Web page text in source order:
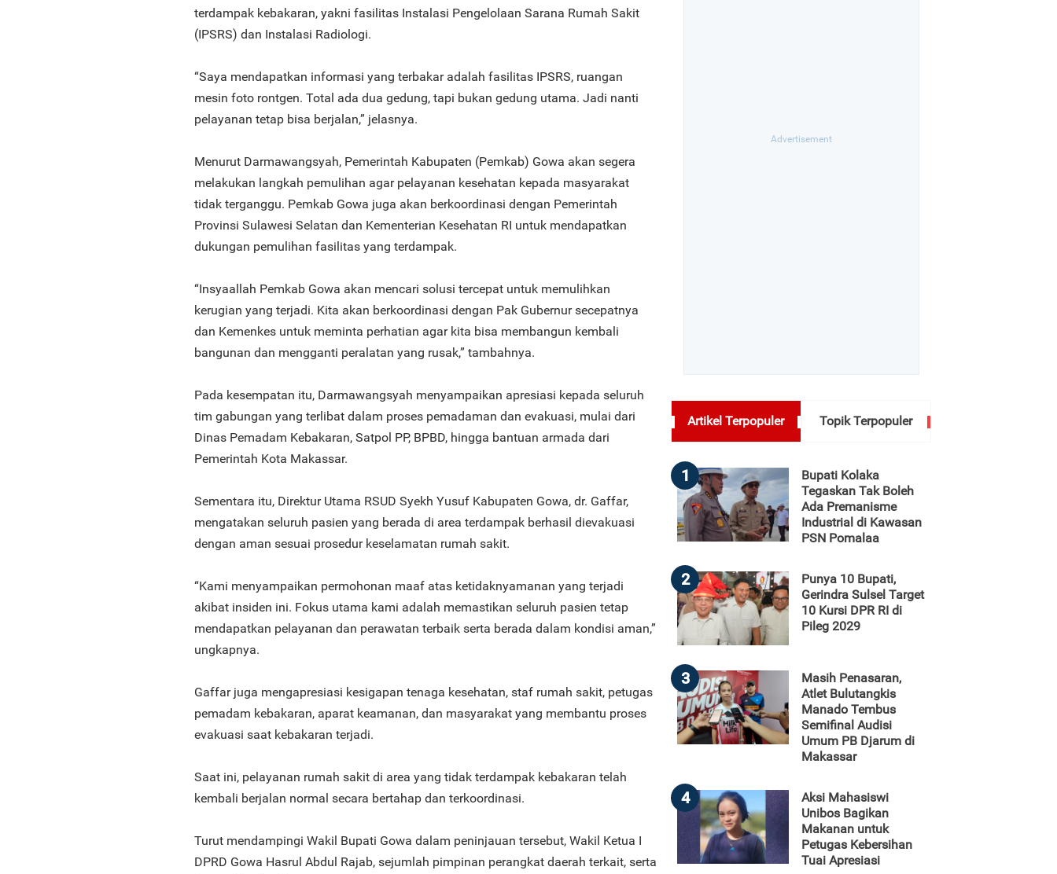
terdampak kebakaran, yakni fasilitas Instalasi Pengelolaan Sarana Rumah Sakit
(IPSRS) dan Instalasi Radiologi.
“Saya mendapatkan informasi yang terbakar adalah fasilitas IPSRS, ruangan
mesin foto rontgen. Total ada dua gedung, tapi bukan gedung utama. Jadi nanti
pelayanan tetap bisa berjalan,” jelasnya.
Menurut Darmawangsyah, Pemerintah Kabupaten (Pemkab) Gowa akan segera
melakukan langkah pemulihan agar pelayanan kesehatan kepada masyarakat
tidak terganggu. Pemkab Gowa juga akan berkoordinasi dengan Pemerintah
Provinsi Sulawesi Selatan dan Kementerian Kesehatan RI untuk mendapatkan
dukungan pemulihan fasilitas yang terdampak.
“Insyaallah Pemkab Gowa akan mencari solusi tercepat untuk memulihkan
kerugian yang terjadi. Kita akan berkoordinasi dengan Pak Gubernur secepatnya
dan Kemenkes untuk meminta perhatian agar kita bisa membangun kembali
bangunan dan mengganti peralatan yang rusak,” tambahnya.
Pada kesempatan itu, Darmawangsyah menyampaikan apresiasi kepada seluruh
tim gabungan yang terlibat dalam proses pemadaman dan evakuasi, mulai dari
Dinas Pemadam Kebakaran, Satpol PP, BPBD, hingga bantuan armada dari
Pemerintah Kota Makassar.
Sementara itu, Direktur Utama RSUD Syekh Yusuf Kabupaten Gowa, dr. Gaffar,
mengatakan seluruh pasien yang berada di area terdampak berhasil dievakuasi
dengan aman sesuai prosedur keselamatan rumah sakit.
“Kami menyampaikan permohonan maaf atas ketidaknyamanan yang terjadi
akibat insiden ini. Fokus utama kami adalah memastikan seluruh pasien tetap
mendapatkan pelayanan dan perawatan terbaik serta berada dalam kondisi aman,”
ungkapnya.
Gaffar juga mengapresiasi kesigapan tenaga kesehatan, staf rumah sakit, petugas
pemadam kebakaran, aparat keamanan, dan masyarakat yang membantu proses
evakuasi saat kebakaran terjadi.
Saat ini, pelayanan rumah sakit di area yang tidak terdampak kebakaran telah
kembali berjalan normal secara bertahap dan terkoordinasi.
Turut mendampingi Wakil Bupati Gowa dalam peninjauan tersebut, Wakil Ketua I
DPRD Gowa Hasrul Abdul Rajab, sejumlah pimpinan perangkat daerah terkait, serta
Artikel Terpopuler Topik Terpopuler
1
Bupati Kolaka
Tegaskan Tak Boleh
Ada Premanisme
Industrial di Kawasan
PSN Pomalaa
2
Punya 10 Bupati,
Gerindra Sulsel Target
10 Kursi DPR RI di
Pileg 2029
3
Masih Penasaran,
Atlet Bulutangkis
Manado Tembus
Semifinal Audisi
Umum PB Djarum di
Makassar
4
Aksi Mahasiswi
Unibos Bagikan
Makanan untuk
Petugas Kebersihan
Tuai Apresiasi